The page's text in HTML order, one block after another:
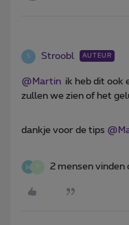
S Stroobl AUTEUR
@Martin ik heb dit ook
zullen we zien of het
dankje voor de tips
2 mensen vinden